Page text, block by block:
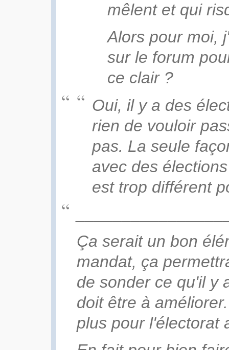
mêlent et qui
Alors pour moi,
sur le forum
ce clair ?
Oui, il y a des
rien de vouloir
pas. La seule
avec des
est trop différent
Ça serait un bon
mandat, ça
de sonder ce qu'il y
doit être à
plus pour l'électorat